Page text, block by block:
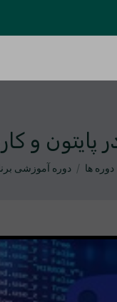
پایتون و
دوره ها دوره آموزشی